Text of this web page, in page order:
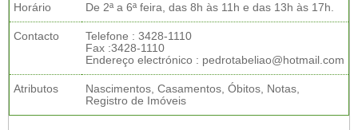
Horário De 2ª a 6ª feira, das 8h às 11h e das 13h às 17h.
Contacto
Telefone : 3428-1110
Fax :3428-1110
Endereço electrónico : pedrotabeliao@hotmail.com
Atributos
Nascimentos, Casamentos, Óbitos, Notas,
Registro de Imóveis